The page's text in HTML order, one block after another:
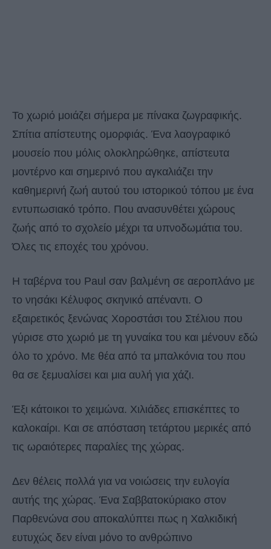
Το χωριό μοιάζει σήμερα με πίνακα ζωγραφικής.
Σπίτια απίστευτης ομορφιάς. Ένα λαογραφικό
μουσείο που μόλις ολοκληρώθηκε, απίστευτα
μοντέρνο και σημερινό που αγκαλιάζει την
καθημερινή ζωή αυτού του ιστορικού τόπου με ένα
εντυπωσιακό τρόπο. Που ανασυνθέτει χώρους
ζωής από το σχολείο μέχρι τα υπνοδωμάτια του.
Όλες τις εποχές του χρόνου.
Η ταβέρνα του Paul σαν βαλμένη σε αεροπλάνο με
το νησάκι Κέλυφος σκηνικό απέναντι. Ο
εξαιρετικός ξενώνας Χοροστάσι του Στέλιου που
γύρισε στο χωριό με τη γυναίκα του και μένουν εδώ
όλο το χρόνο. Με θέα από τα μπαλκόνια του που
θα σε ξεμυαλίσει και μια αυλή για χάζι.
Έξι κάτοικοι το χειμώνα. Χιλιάδες επισκέπτες το
καλοκαίρι. Και σε απόσταση τετάρτου μερικές από
τις ωραιότερες παραλίες της χώρας.
Δεν θέλεις πολλά για να νοιώσεις την ευλογία
αυτής της χώρας. Ένα Σαββατοκύριακο στον
Παρθενώνα σου αποκαλύπτει πως η Χαλκιδική
ευτυχώς δεν είναι μόνο το ανθρώπινο